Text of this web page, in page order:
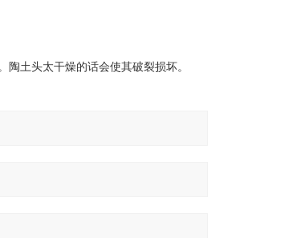
土头太干燥的话会使其破裂损坏。